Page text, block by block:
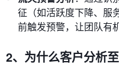
征（如活跃度下降、服
前触发预警，让团队有
2、为什么客户分析至